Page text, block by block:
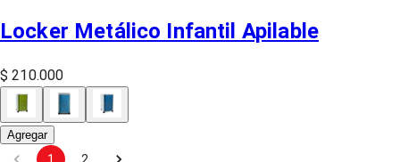
Locker Metálico Infantil Apilable
$ 210.000
Agregar
1 2